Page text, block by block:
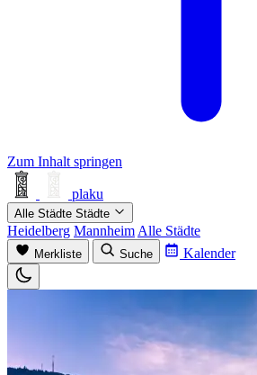
Zum Inhalt springen
plaku
Alle Städte Städte
Heidelberg Mannheim Alle Städte
Merkliste Suche Kalender